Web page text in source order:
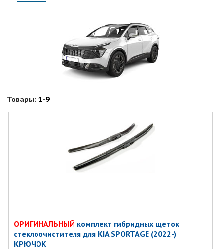
Товары: 1-9
ОРИГИНАЛЬНЫЙ комплект гибридных щеток
стеклоочистителя для KIA SPORTAGE (2022-)
КРЮЧОК